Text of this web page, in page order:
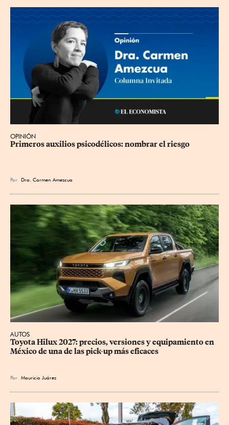
OPINIÓN
Primeros auxilios psicodélicos: nombrar el riesgo
Por Dra. Carmen Amezcua
AUTOS
Toyota Hilux 2027: precios, versiones y equipamiento en
México de una de las pick-up más eficaces
Por Mauricio Juárez